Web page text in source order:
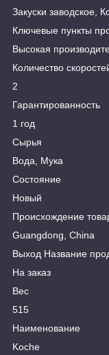
Закуски заводское,
Ключевые пункты
Высокая
Количество
2
Гарантированность
1 год
Сырья
Вода, Мука
Состояние
Новый
Происхождение
Guangdong, China
Выход Название
На заказ
Вес
515
Наименование
Koche